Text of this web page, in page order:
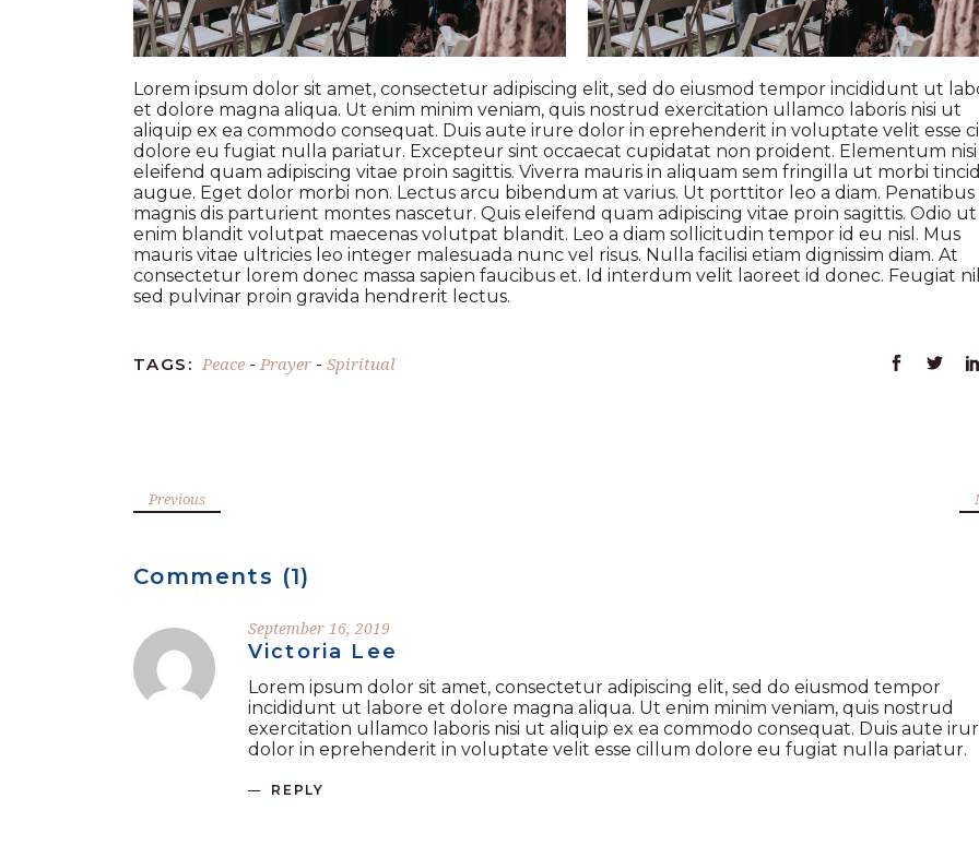
Lorem ipsum dolor sit amet, consectetur adipiscing elit, sed do eiusmod tempor incididunt ut
et dolore magna aliqua. Ut enim minim veniam, quis nostrud exercitation ullamco laboris nisi ut
aliquip ex ea commodo consequat. Duis aute irure dolor in eprehenderit in voluptate velit esse
dolore eu fugiat nulla pariatur. Excepteur sint occaecat cupidatat non proident. Elementum nisi
eleifend quam adipiscing vitae proin sagittis. Viverra mauris in aliquam sem fringilla ut morbi
augue. Eget dolor morbi non. Lectus arcu bibendum at varius. Ut porttitor leo a diam. Penatibus
magnis dis parturient montes nascetur. Quis eleifend quam adipiscing vitae proin sagittis. Odio ut
enim blandit volutpat maecenas volutpat blandit. Leo a diam sollicitudin tempor id eu nisl. Mus
mauris vitae ultricies leo integer malesuada nunc vel risus. Nulla facilisi etiam dignissim diam. At
consectetur lorem donec massa sapien faucibus et. Id interdum velit laoreet id donec. Feugiat
sed pulvinar proin gravida hendrerit lectus.
TAGS: Peace - Prayer - Spiritual
Previous
Comments (1)
September 16, 2019
Victoria Lee
Lorem ipsum dolor sit amet, consectetur adipiscing elit, sed do eiusmod tempor
incididunt ut labore et dolore magna aliqua. Ut enim minim veniam, quis nostrud
exercitation ullamco laboris nisi ut aliquip ex ea commodo consequat. Duis aute
dolor in eprehenderit in voluptate velit esse cillum dolore eu fugiat nulla pariatur.
REPLY